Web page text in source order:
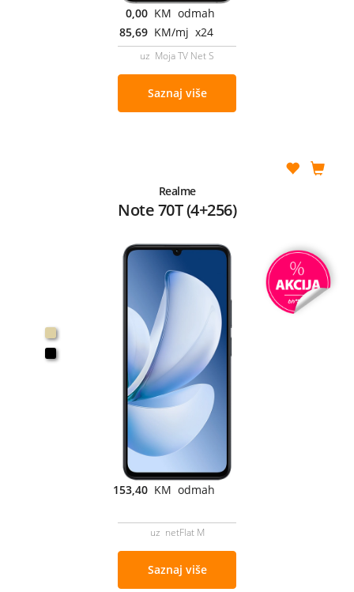
0,00 KM odmah
85,69 KM/mj x24
uz Moja TV Net S
Saznaj više
Realme
Note 70T (4+256)
153,40 KM odmah
uz netFlat M
Saznaj više